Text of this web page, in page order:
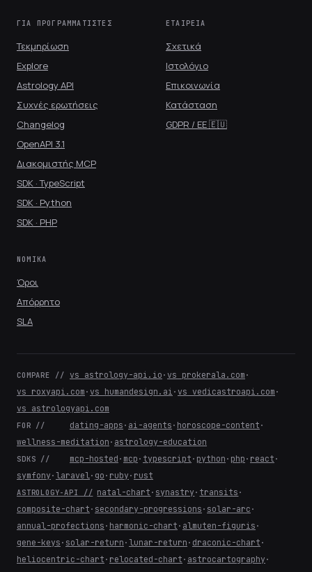
ΓΙΑ ΠΡΟΓΡΑΜΜΑΤΙΣΤΈΣ
Τεκμηρίωση
Explore
Astrology API
Συχνές ερωτήσεις
Changelog
OpenAPI 3.1
Διακομιστής MCP
SDK · TypeScript
SDK · Python
SDK · PHP
ΕΤΑΙΡΕΊΑ
Σχετικά
Ιστολόγιο
Επικοινωνία
Κατάσταση
GDPR / ΕΕ 🇪🇺
ΝΟΜΙΚΆ
Όροι
Απόρρητο
SLA
COMPARE // vs astrology-api.io · vs prokerala.com ·
vs roxyapi.com · vs humandesign.ai · vs vedicastroapi.com ·
vs astrologyapi.com
FOR // dating-apps · ai-agents · horoscope-content ·
wellness-meditation · astrology-education
SDKS // mcp-hosted · mcp · typescript · python · php · react ·
symfony · laravel· go · ruby · rust
ASTROLOGY-API // natal-chart · synastry · transits ·
composite-chart · secondary-progressions · solar-arc ·
annual-profections · harmonic-chart · almuten-figuris ·
gene-keys · solar-return · lunar-return · draconic-chart ·
heliocentric-chart · relocated-chart · astrocartography ·